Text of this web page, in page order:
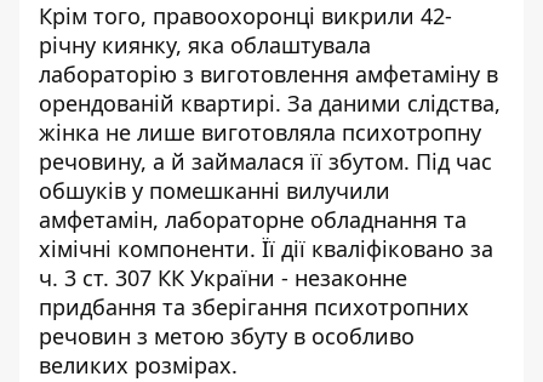
Крім того, правоохоронці викрили 42-
річну киянку, яка облаштувала
лабораторію з виготовлення амфетаміну в
орендованій квартирі. За даними слідства,
жінка не лише виготовляла психотропну
речовину, а й займалася її збутом. Під час
обшуків у помешканні вилучили
амфетамін, лабораторне обладнання та
хімічні компоненти. Її дії кваліфіковано за
ч. 3 ст. 307 КК України - незаконне
придбання та зберігання психотропних
речовин з метою збуту в особливо
великих розмірах.